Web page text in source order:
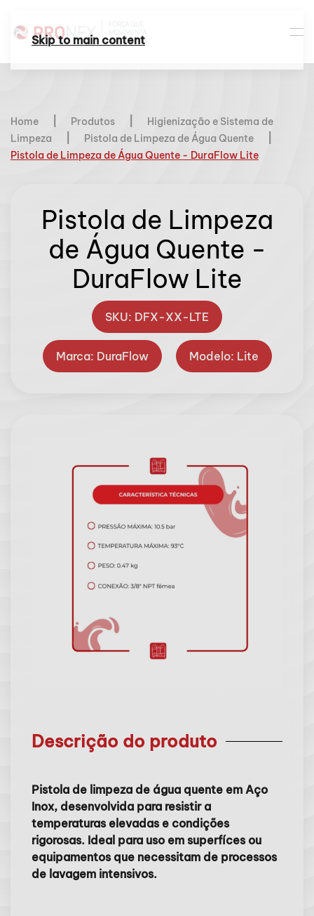
Skip to main content
Home Produtos
Higienização e Sistema de
Limpeza
Pistola de Limpeza de Água Quente
Pistola de Limpeza de Água Quente - DuraFlow Lite
Pistola de Limpeza
de Água Quente -
DuraFlow Lite
SKU: DFX-XX-LTE
Marca: DuraFlow Modelo: Lite
Descrição do produto
Pistola de limpeza de água quente em Aço
Inox, desenvolvida para resistir a
temperaturas elevadas e condições
rigorosas. Ideal para uso em superfíces ou
equipamentos que necessitam de processos
de lavagem intensivos.